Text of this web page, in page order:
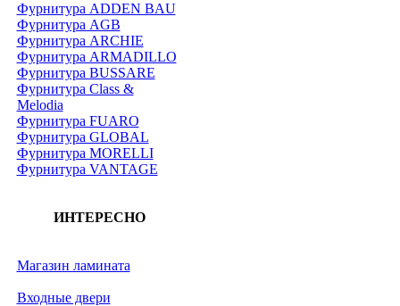
Фурнитура ADDEN BAU
Фурнитура AGB
Фурнитура ARCHIE
Фурнитура ARMADILLO
Фурнитура BUSSARE
Фурнитура Class &
Melodia
Фурнитура FUARO
Фурнитура GLOBAL
Фурнитура MORELLI
Фурнитура VANTAGE
ИНТЕРЕСНО
Магазин ламината
Входные двери